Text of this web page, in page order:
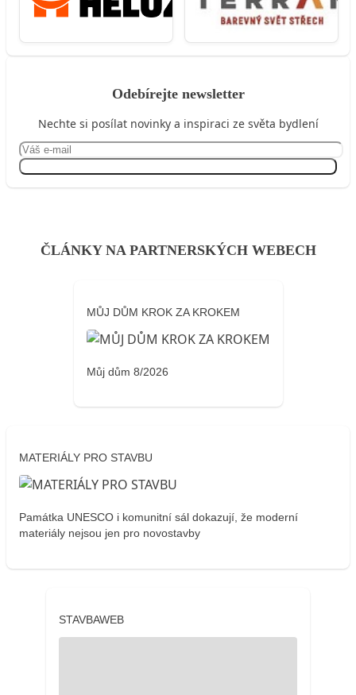
Odebírejte newsletter
Nechte si posílat novinky a inspiraci ze světa bydlení
ČLÁNKY NA PARTNERSKÝCH WEBECH
MŮJ DŮM KROK ZA KROKEM
Můj dům 8/2026
MATERIÁLY PRO STAVBU
Památka UNESCO i komunitní sál dokazují, že moderní
materiály nejsou jen pro novostavby
STAVBAWEB